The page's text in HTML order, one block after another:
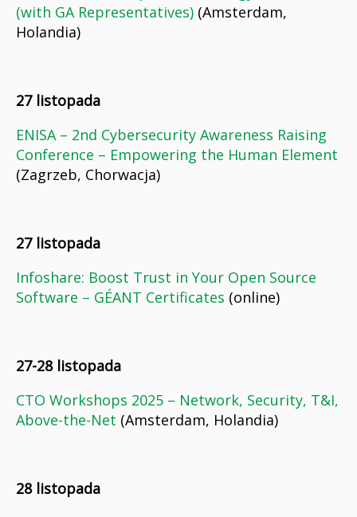
(with GA Representatives) (Amsterdam,
Holandia)
27 listopada
ENISA – 2nd Cybersecurity Awareness Raising
Conference – Empowering the Human Element
(Zagrzeb, Chorwacja)
27 listopada
Infoshare: Boost Trust in Your Open Source
Software – GÉANT Certificates (online)
27-28 listopada
CTO Workshops 2025 – Network, Security, T&I,
Above-the-Net (Amsterdam, Holandia)
28 listopada